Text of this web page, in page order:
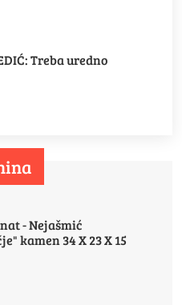
Treba uredno
- Nejašmić
kamen 34 X 23 X 15